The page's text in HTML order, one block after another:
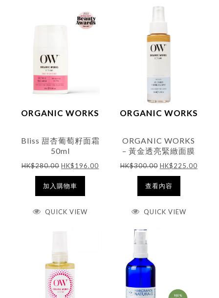
ORGANIC WORKS
Bliss 甜杏葡萄籽面霜
50ml
HK$280.00 HK$196.00
加入購物車
QUICK VIEW
ORGANIC WORKS
ORGANIC WORKS
– 黃金透亮緊緻面膜
50ml
HK$300.00 HK$225.00
查看內容
QUICK VIEW